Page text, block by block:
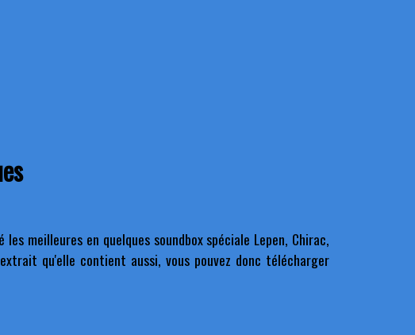
meilleures en quelques soundbox spéciale Lepen, Chirac,
qu'elle contient aussi, vous pouvez donc télécharger